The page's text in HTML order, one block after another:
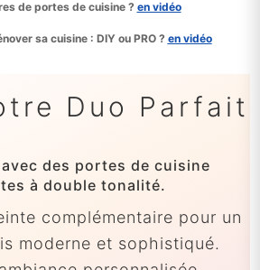
de portes de cuisine ? en vidéo
sa cuisine : DIY ou PRO ? en vidéo
Duo Parfait
des portes de cuisine
à double tonalité.
complémentaire pour un
moderne et sophistiqué.